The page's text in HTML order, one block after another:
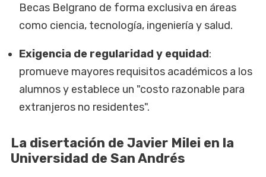
Becas Belgrano de forma exclusiva en áreas
como ciencia, tecnología, ingeniería y salud.
Exigencia de regularidad y equidad:
promueve mayores requisitos académicos a los
alumnos y establece un "costo razonable para
extranjeros no residentes".
La disertación de Javier Milei en la
Universidad de San Andrés